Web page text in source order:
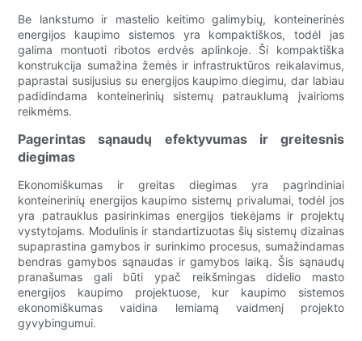
Be lankstumo ir mastelio keitimo galimybių, konteinerinės
energijos kaupimo sistemos yra kompaktiškos, todėl jas
galima montuoti ribotos erdvės aplinkoje. Ši kompaktiška
konstrukcija sumažina žemės ir infrastruktūros reikalavimus,
paprastai susijusius su energijos kaupimo diegimu, dar labiau
padidindama konteinerinių sistemų patrauklumą įvairioms
reikmėms.
Pagerintas sąnaudų efektyvumas ir greitesnis
diegimas
Ekonomiškumas ir greitas diegimas yra pagrindiniai
konteinerinių energijos kaupimo sistemų privalumai, todėl jos
yra patrauklus pasirinkimas energijos tiekėjams ir projektų
vystytojams. Modulinis ir standartizuotas šių sistemų dizainas
supaprastina gamybos ir surinkimo procesus, sumažindamas
bendras gamybos sąnaudas ir gamybos laiką. Šis sąnaudų
pranašumas gali būti ypač reikšmingas didelio masto
energijos kaupimo projektuose, kur kaupimo sistemos
ekonomiškumas vaidina lemiamą vaidmenį projekto
gyvybingumui.